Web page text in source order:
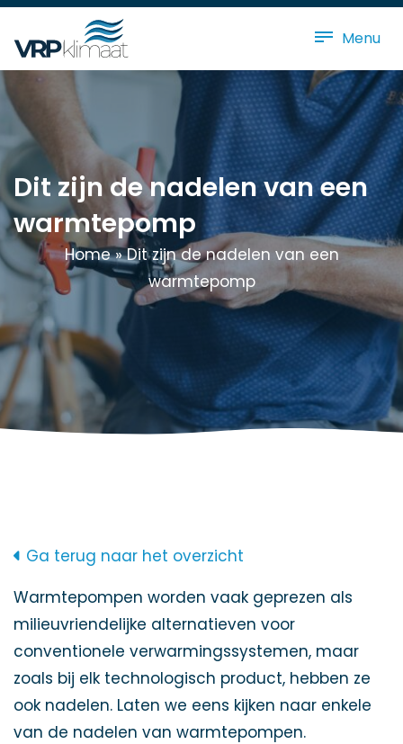
Menu
Dit zijn de nadelen van een
warmtepomp
Home»Dit zijn de nadelen van een
warmtepomp
Ga terug naar het overzicht
Warmtepompen worden vaak geprezen als
milieuvriendelijke alternatieven voor
conventionele verwarmingssystemen, maar
zoals bij elk technologisch product, hebben ze
ook nadelen. Laten we eens kijken naar enkele
van de nadelen van warmtepompen.